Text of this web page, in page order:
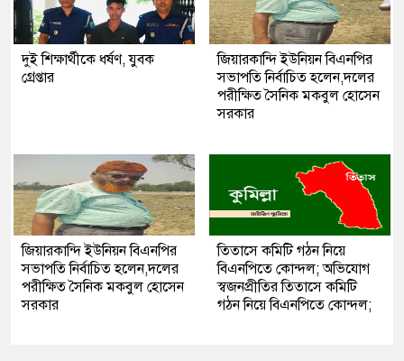
দুই শিক্ষার্থীকে ধর্ষণ, যুবক
গ্রেপ্তার
জিয়ারকান্দি ইউনিয়ন বিএনপির
সভাপতি নির্বাচিত হলেন,দলের
পরীক্ষিত সৈনিক মকবুল হোসেন
সরকার
জিয়ারকান্দি ইউনিয়ন বিএনপির
সভাপতি নির্বাচিত হলেন,দলের
পরীক্ষিত সৈনিক মকবুল হোসেন
সরকার
তিতাসে কমিটি গঠন নিয়ে
বিএনপিতে কোন্দল; অভিযোগ
স্বজনপ্রীতির তিতাসে কমিটি
গঠন নিয়ে বিএনপিতে কোন্দল;